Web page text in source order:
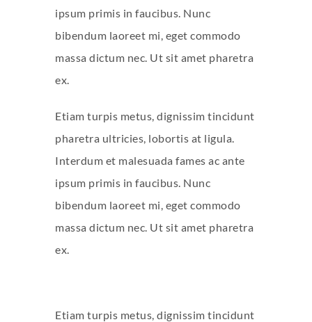
ipsum primis in faucibus. Nunc
bibendum laoreet mi, eget commodo
massa dictum nec. Ut sit amet pharetra
ex.
Etiam turpis metus, dignissim tincidunt
pharetra ultricies, lobortis at ligula.
Interdum et malesuada fames ac ante
ipsum primis in faucibus. Nunc
bibendum laoreet mi, eget commodo
massa dictum nec. Ut sit amet pharetra
ex.
Etiam turpis metus, dignissim tincidunt